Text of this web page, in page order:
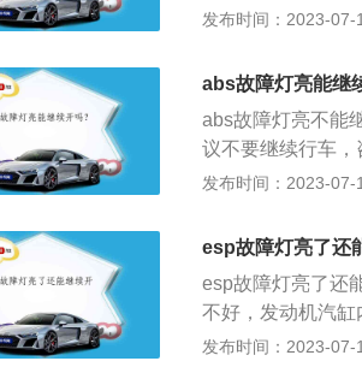
电器接触不良等
因：当使用多种
升，ABS指示灯
良。处理方案：
灭。原因：ABS
要时清洁接触面
4：ABS警告灯高
出现后轮速度与
案：参考车辆轮
绍：1、故障灯也
示需要及时检查
发布时间：2023-07-
abs故障灯亮能继
abs故障灯亮不能
议不要继续行车
进行维修处理。
驶3万公里左右，
片材质、车辆行
发布时间：2023-07-
esp故障灯亮了还
esp故障灯亮了还
不好，发动机汽
是：1、用于检测
发布时间：2023-07-